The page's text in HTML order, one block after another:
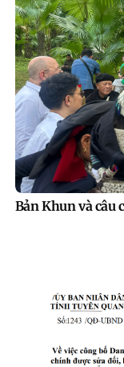
Bản Khun và câu